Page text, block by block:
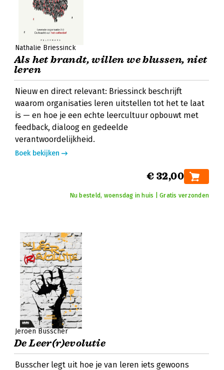
Nathalie Briessinck
Als het brandt, willen we blussen, niet
leren
Nieuw en direct relevant: Briessinck beschrijft
waarom organisaties leren uitstellen tot het te laat
is — en hoe je een echte leercultuur opbouwt met
feedback, dialoog en gedeelde
verantwoordelijkheid.
Boek bekijken
€ 32,00
Nu besteld, woensdag in huis | Gratis verzonden
Jeroen Busscher
De Leer(r)evolutie
Busscher legt uit hoe je van leren iets gewoons